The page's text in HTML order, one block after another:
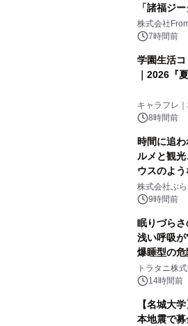
「諸福ジ
(日)開催
株式会社
7時間前
学園生活コ
｜2026『
キャラフレ
デザインズ
8時間前
時間に追
ルメと観
ウスのよ
サウナも
得な素泊ま
株式会社ぷ
9時間前
眠りづら
浅い呼吸が
爆睡型の
説
トラタニ株
14時間前
【名城大
本地震で